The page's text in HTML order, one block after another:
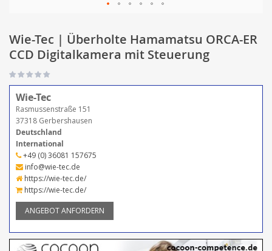
Wie-Tec | Überholte Hamamatsu ORCA-ER
CCD Digitalkamera mit Steuerung
Wie-Tec
Rasmussenstraße 151
37318 Gerbershausen
Deutschland
International
+49 (0) 36081 157675
info@wie-tec.de
https://wie-tec.de/
https://wie-tec.de/
ANGEBOT ANFORDERN